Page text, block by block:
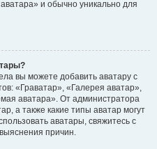
и обычно уникально для
вы можете добавить аватару с
«Граватар», «Галерея аватар»,
аватара». От администратора
а также какие типы аватар могут
аватары, свяжитесь с
причин.